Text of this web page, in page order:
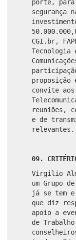
porte, para
segurança
CGI.br,
Tecnologia
convite
reuniões,
e de
relevantes.
09.
Virgilio
um Grupo
já se tem
que diz
apoio a
de